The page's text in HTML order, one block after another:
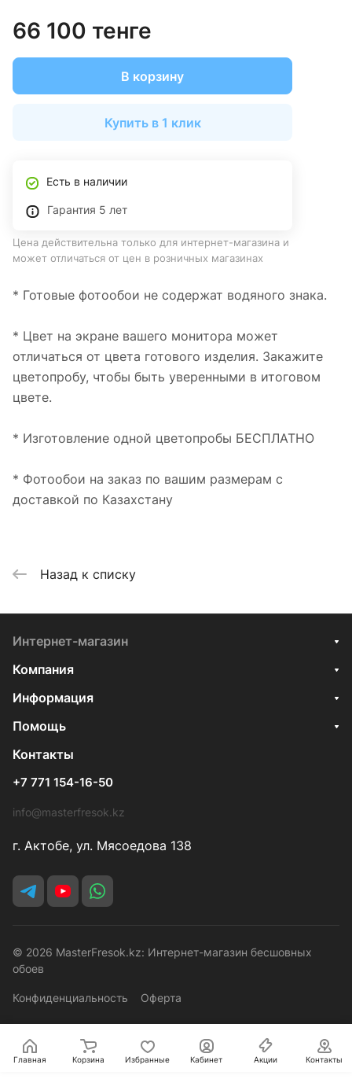
66 100 тенге
В корзину
Купить в 1 клик
Есть в наличии
Гарантия 5 лет
Цена действительна только для интернет-магазина и
может отличаться от цен в розничных магазинах
* Готовые фотообои не содержат водяного знака.
* Цвет на экране вашего монитора может
отличаться от цвета готового изделия. Закажите
цветопробу, чтобы быть уверенными в итоговом
цвете.
* Изготовление одной цветопробы БЕСПЛАТНО
* Фотообои на заказ по вашим размерам с
доставкой по Казахстану
Назад к списку
Интернет-магазин
Компания
Информация
Помощь
Контакты
+7 771 154-16-50
info@masterfresok.kz
г. Актобе, ул. Мясоедова 138
© 2026 MasterFresok.kz: Интернет-магазин бесшовных
обоев
Конфиденциальность Оферта
Главная Корзина Избранные Кабинет Акции Контакты